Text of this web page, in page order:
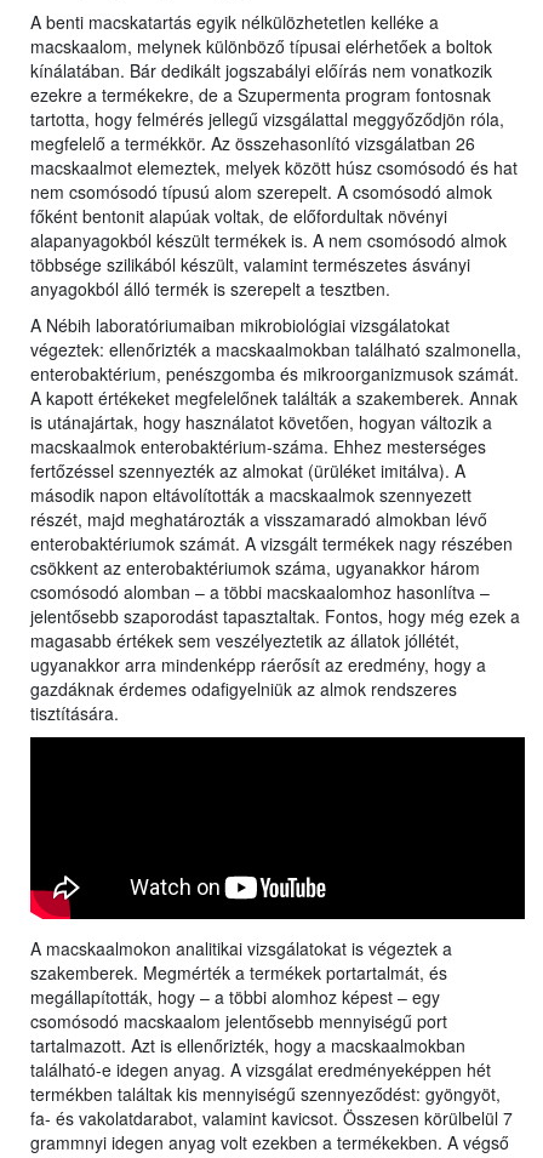
A benti macskatartás egyik nélkülözhetetlen kelléke a
macskaalom, melynek különböző típusai elérhetőek a boltok
kínálatában. Bár dedikált jogszabályi előírás nem vonatkozik
ezekre a termékekre, de a Szupermenta program fontosnak
tartotta, hogy felmérés jellegű vizsgálattal meggyőződjön róla,
megfelelő a termékkör. Az összehasonlító vizsgálatban 26
macskaalmot elemeztek, melyek között húsz csomósodó és hat
nem csomósodó típusú alom szerepelt. A csomósodó almok
főként bentonit alapúak voltak, de előfordultak növényi
alapanyagokból készült termékek is. A nem csomósodó almok
többsége szilikából készült, valamint természetes ásványi
anyagokból álló termék is szerepelt a tesztben.
A Nébih laboratóriumaiban mikrobiológiai vizsgálatokat
végeztek: ellenőrizték a macskaalmokban található szalmonella,
enterobaktérium, penészgomba és mikroorganizmusok számát.
A kapott értékeket megfelelőnek találták a szakemberek. Annak
is utánajártak, hogy használatot követően, hogyan változik a
macskaalmok enterobaktérium-száma. Ehhez mesterséges
fertőzéssel szennyezték az almokat (ürüléket imitálva). A
második napon eltávolították a macskaalmok szennyezett
részét, majd meghatározták a visszamaradó almokban lévő
enterobaktériumok számát. A vizsgált termékek nagy részében
csökkent az enterobaktériumok száma, ugyanakkor három
csomósodó alomban – a többi macskaalomhoz hasonlítva –
jelentősebb szaporodást tapasztaltak. Fontos, hogy még ezek a
magasabb értékek sem veszélyeztetik az állatok jóllétét,
ugyanakkor arra mindenképp ráerősít az eredmény, hogy a
gazdáknak érdemes odafigyelniük az almok rendszeres
tisztítására.
A macskaalmokon analitikai vizsgálatokat is végeztek a
szakemberek. Megmérték a termékek portartalmát, és
megállapították, hogy – a többi alomhoz képest – egy
csomósodó macskaalom jelentősebb mennyiségű port
tartalmazott. Azt is ellenőrizték, hogy a macskaalmokban
található-e idegen anyag. A vizsgálat eredményeképpen hét
termékben találtak kis mennyiségű szennyeződést: gyöngyöt,
fa- és vakolatdarabot, valamint kavicsot. Összesen körülbelül 7
grammnyi idegen anyag volt ezekben a termékekben. A végső